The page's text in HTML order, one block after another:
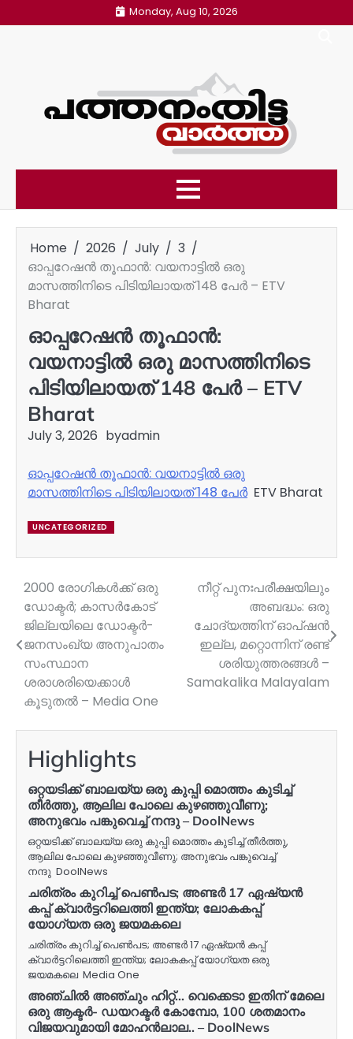
to
Monday, Aug 10, 2026
Home 2026 July
3
ഓപ്പറേഷൻ തൂഫാൻ: വയനാട്ടിൽ ഒരു
മാസത്തിനിടെ പിടിയിലായത് 148 പേർ – ETV
Bharat
ഓപ്പറേഷൻ തൂഫാൻ:
വയനാട്ടിൽ ഒരു മാസത്തിനിടെ
പിടിയിലായത് 148 പേർ – ETV
Bharat
July 3, 2026 byadmin
ഓപ്പറേഷൻ തൂഫാൻ: വയനാട്ടിൽ ഒരു
മാസത്തിനിടെ പിടിയിലായത് 148 പേർETV Bharat
UNCATEGORIZED
Post
navigation
2000 രോഗികൾക്ക് ഒരു
ഡോക്ടർ; കാസർകോട്
ജില്ലയിലെ ഡോക്ടർ-
ജനസംഖ്യ അനുപാതം
സംസ്ഥാന
ശരാശരിയെക്കാൾ
കൂടുതൽ – Media One
നീറ്റ് പുനഃപരീക്ഷയിലും
അബദ്ധം: ഒരു
ചോദ്യത്തിന് ഓപ്ഷന്‍
ഇല്ല, മറ്റൊന്നിന് രണ്ട്
ശരിയുത്തരങ്ങള്‍ –
Samakalika Malayalam
Highlights
ഒറ്റയടിക്ക് ബാലയ്യ ഒരു കുപ്പി മൊത്തം കുടിച്ച്
തീര്‍ത്തു, ആലില പോലെ കുഴഞ്ഞുവീണു;
അനുഭവം പങ്കുവെച്ച് നന്ദു – DoolNews
ഒറ്റയടിക്ക് ബാലയ്യ ഒരു കുപ്പി മൊത്തം കുടിച്ച് തീര്‍ത്തു,
ആലില പോലെ കുഴഞ്ഞുവീണു; അനുഭവം പങ്കുവെച്ച്
നന്ദു DoolNews
ചരിത്രം കുറിച്ച് പെൺപട; അണ്ടർ 17 ഏഷ്യൻ
കപ്പ് ക്വാർട്ടറിലെത്തി ഇന്ത്യ; ലോകകപ്പ്
യോഗ്യത ഒരു ജയമകലെ
ചരിത്രം കുറിച്ച് പെൺപട; അണ്ടർ 17 ഏഷ്യൻ കപ്പ്
ക്വാർട്ടറിലെത്തി ഇന്ത്യ; ലോകകപ്പ് യോഗ്യത ഒരു
ജയമകലെ Media One
അഞ്ചില്‍ അഞ്ചും ഹിറ്റ്… വെക്കെടാ ഇതിന് മേലെ
ഒരു ആക്ടര്‍- ഡയറക്ടര്‍ കോമ്പോ, 100 ശതമാനം
വിജയവുമായി മോഹന്‍ലാല.. – DoolNews